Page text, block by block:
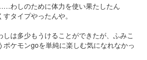
しのために体力を使い果たしたん
タイプやったんや。
は多少もうけることができたが、ふみこ
ケモンgoを単純に楽しむ気になれなかっ